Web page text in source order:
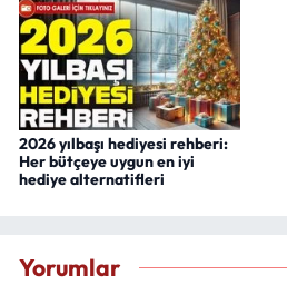
2026 yılbaşı hediyesi rehberi:
Her bütçeye uygun en iyi
hediye alternatifleri
Yorumlar